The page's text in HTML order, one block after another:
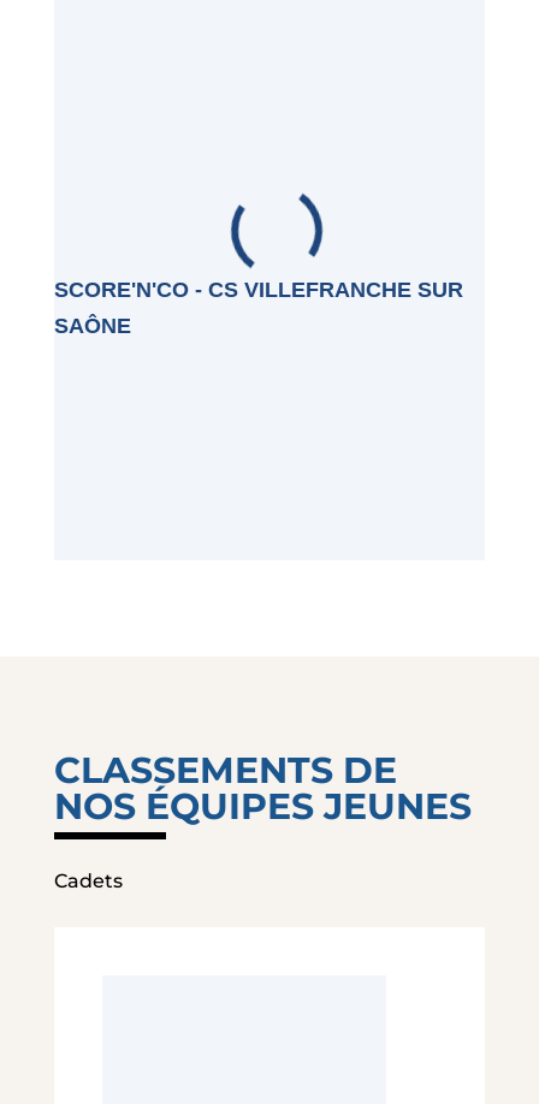
SCORE'N'CO - CS VILLEFRANCHE SUR
SAÔNE
CLASSEMENTS DE
NOS ÉQUIPES JEUNES
Cadets